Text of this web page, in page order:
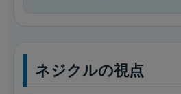
ネジクルの視点